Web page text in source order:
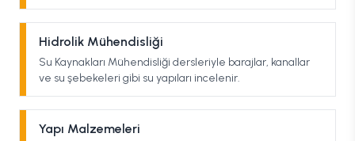
Hidrolik Mühendisliği
Su Kaynakları Mühendisliği dersleriyle barajlar, kanallar
ve su şebekeleri gibi su yapıları incelenir.
Yapı Malzemeleri